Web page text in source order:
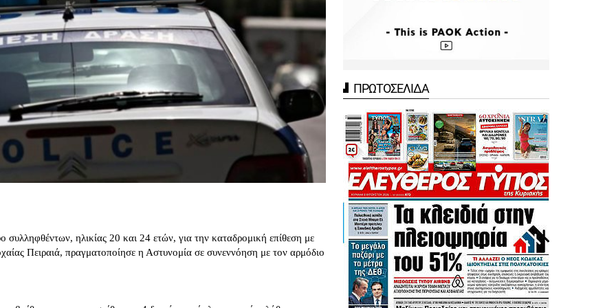
συλληφθέντων, ηλικίας 20 και 24 ετών, για την καταδρομική επίθεση με
Πειραιά, πραγματοποίησε η Αστυνομία σε συνεννόηση με τον αρμόδιο
ΠΡΩΤΟΣΕΛΙΔΑ